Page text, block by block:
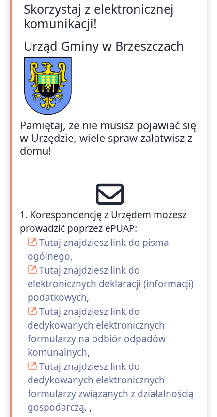
Dodatkowe informacje
Skorzystaj z elektronicznej
komunikacji!
Urząd Gminy w Brzeszczach
Pamiętaj, że nie musisz pojawiać się
w Urzędzie, wiele spraw załatwisz z
domu!
1. Korespondencję z Urzędem możesz
prowadzić poprzez ePUAP:
Tutaj znajdziesz link do pisma
ogólnego,
Tutaj znajdziesz link do
elektronicznych deklaracji (informacji)
podatkowych,
Tutaj znajdziesz link do
dedykowanych elektronicznych
formularzy na odbiór odpadów
komunalnych,
Tutaj znajdziesz link do
dedykowanych elektronicznych
formularzy związanych z działalnością
gospodarczą. ,